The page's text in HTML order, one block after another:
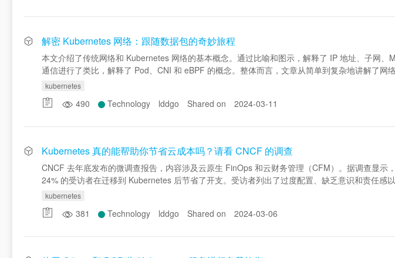
解密 Kubernetes 网络：跟随数据包的奇妙旅程
本文介绍了传统网络和 Kubernetes 网络的基本概念。通过比喻和图示，解释了 IP 地址、子网
通信进行了类比，解释了 Pod、CNI 和 eBPF 的概念。整体而言，文章从简单到复杂地讲解了网
kubernetes
490 Technology lddgo Shared on 2024-03-11
Kubernetes 真的能帮助你节省云成本吗？请看 CNCF 的调查
CNCF 去年底发布的微调查报告，内容涉及云原生 FinOps 和云财务管理（CFM）。据调查显
24% 的受访者在迁移到 Kubernetes 后节省了开支。受访者列出了过度配置、缺乏意识和责任感
kubernetes
381 Technology lddgo Shared on 2024-03-06